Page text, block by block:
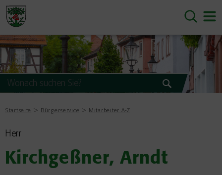
Startseite Bürgerservice Mitarbeiter A-Z
Herr
Kirchgeßner, Arndt